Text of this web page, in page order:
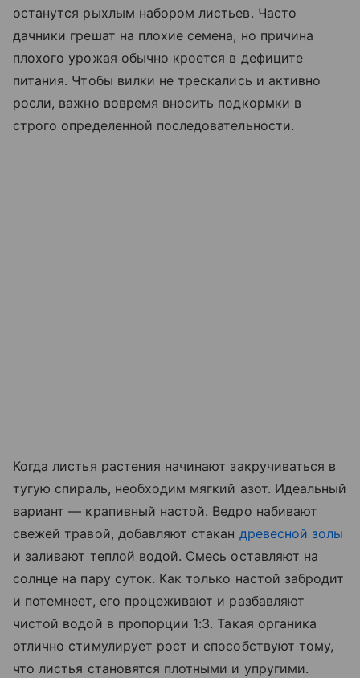
останутся рыхлым набором листьев. Часто
дачники грешат на плохие семена, но причина
плохого урожая обычно кроется в дефиците
питания. Чтобы вилки не трескались и активно
росли, важно вовремя вносить подкормки в
строго определенной последовательности.
Когда листья растения начинают закручиваться в
тугую спираль, необходим мягкий азот. Идеальный
вариант — крапивный настой. Ведро набивают
свежей травой, добавляют стакан древесной золы
и заливают теплой водой. Смесь оставляют на
солнце на пару суток. Как только настой забродит
и потемнеет, его процеживают и разбавляют
чистой водой в пропорции 1:3. Такая органика
отлично стимулирует рост и способствуют тому,
что листья становятся плотными и упругими.